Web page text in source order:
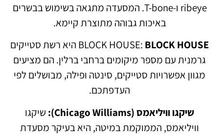
ribeye ו-T-bone. המסעדה מתגאה בשימוש בבשרים
באיכות גבוהה מתוצרת קיימא.
BLOCK HOUSE: BLOCKHOUSE
היא רשת סטייקים
גרמנית עם מספר מיקומים ברחבי ברלין. הם מציעים
מגוון אפשרויות סטייקים, סינטה ופילה, מבושלים לפי
העדפתכם.
שיקגו וויליאמס (Chicago Williams):
שיקגו
וויליאמס, הממוקמת במיטה, היא בעיקר מסעדת